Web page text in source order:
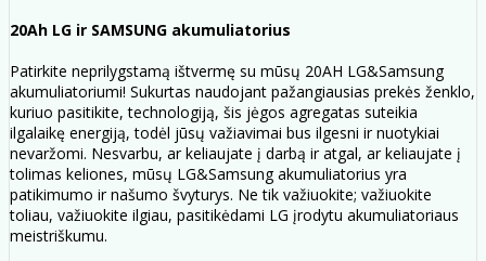
20Ah LG ir SAMSUNG akumuliatorius
Patirkite neprilygstamą ištvermę su mūsų 20AH LG&Samsung
akumuliatoriumi! Sukurtas naudojant pažangiausias prekės ženklo,
kuriuo pasitikite, technologiją, šis jėgos agregatas suteikia
ilgalaikę energiją, todėl jūsų važiavimai bus ilgesni ir nuotykiai
nevaržomi. Nesvarbu, ar keliaujate į darbą ir atgal, ar keliaujate į
tolimas keliones, mūsų LG&Samsung akumuliatorius yra
patikimumo ir našumo švyturys. Ne tik važiuokite; važiuokite
toliau, važiuokite ilgiau, pasitikėdami LG įrodytu akumuliatoriaus
meistriškumu.